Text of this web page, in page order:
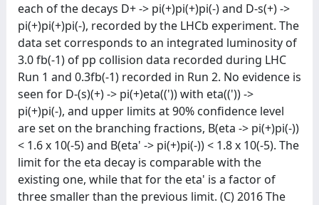
each of the decays D+ -> pi(+)pi(+)pi(-) and D-s(+) ->
pi(+)pi(+)pi(-), recorded by the LHCb experiment. The
data set corresponds to an integrated luminosity of
3.0 fb(-1) of pp collision data recorded during LHC
Run 1 and 0.3fb(-1) recorded in Run 2. No evidence is
seen for D-(s)(+) -> pi(+)eta((')) with eta((')) ->
pi(+)pi(-), and upper limits at 90% confidence level
are set on the branching fractions, B(eta -> pi(+)pi(-))
< 1.6 x 10(-5) and B(eta' -> pi(+)pi(-)) < 1.8 x 10(-5). The
limit for the eta decay is comparable with the
existing one, while that for the eta' is a factor of
three smaller than the previous limit. (C) 2016 The